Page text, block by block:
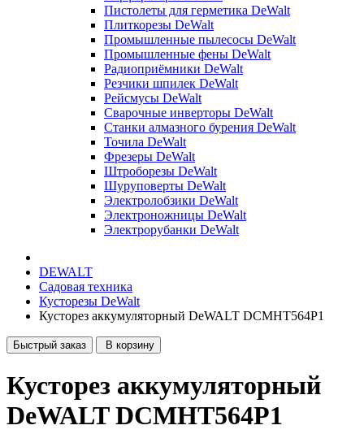
Пистолеты для герметика DeWalt
Плиткорезы DeWalt
Промышленные пылесосы DeWalt
Промышленные фены DeWalt
Радиоприёмники DeWalt
Резчики шпилек DeWalt
Рейсмусы DeWalt
Сварочные инверторы DeWalt
Станки алмазного бурения DeWalt
Точила DeWalt
Фрезеры DeWalt
Штроборезы DeWalt
Шуруповерты DeWalt
Электролобзики DeWalt
Электроножницы DeWalt
Электрорубанки DeWalt
DEWALT
Садовая техника
Кусторезы DeWalt
Кусторез аккумуляторный DeWALT DCMHT564P1
Быстрый заказ В корзину
Кусторез аккумуляторный
DeWALT DCMHT564P1